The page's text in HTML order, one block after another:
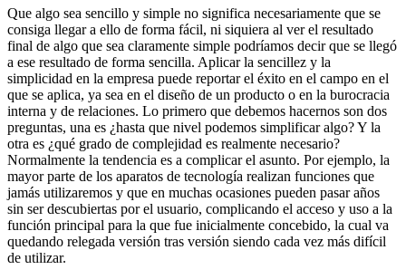
Que algo sea sencillo y simple no significa necesariamente que se
consiga llegar a ello de forma fácil, ni siquiera al ver el resultado
final de algo que sea claramente simple podríamos decir que se llegó
a ese resultado de forma sencilla. Aplicar la sencillez y la
simplicidad en la empresa puede reportar el éxito en el campo en el
que se aplica, ya sea en el diseño de un producto o en la burocracia
interna y de relaciones. Lo primero que debemos hacernos son dos
preguntas, una es ¿hasta que nivel podemos simplificar algo? Y la
otra es ¿qué grado de complejidad es realmente necesario?
Normalmente la tendencia es a complicar el asunto. Por ejemplo, la
mayor parte de los aparatos de tecnología realizan funciones que
jamás utilizaremos y que en muchas ocasiones pueden pasar años
sin ser descubiertas por el usuario, complicando el acceso y uso a la
función principal para la que fue inicialmente concebido, la cual va
quedando relegada versión tras versión siendo cada vez más difícil
de utilizar.